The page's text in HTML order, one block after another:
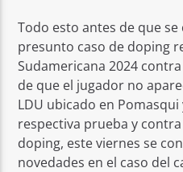
Todo esto antes de que
presunto caso de doping
Sudamericana 2024
de que el jugador no
LDU ubicado en
respectiva prueba y
doping, este viernes se
novedades en el caso del